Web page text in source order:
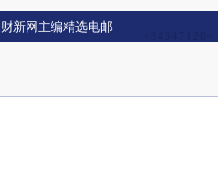
新网主编精选电邮